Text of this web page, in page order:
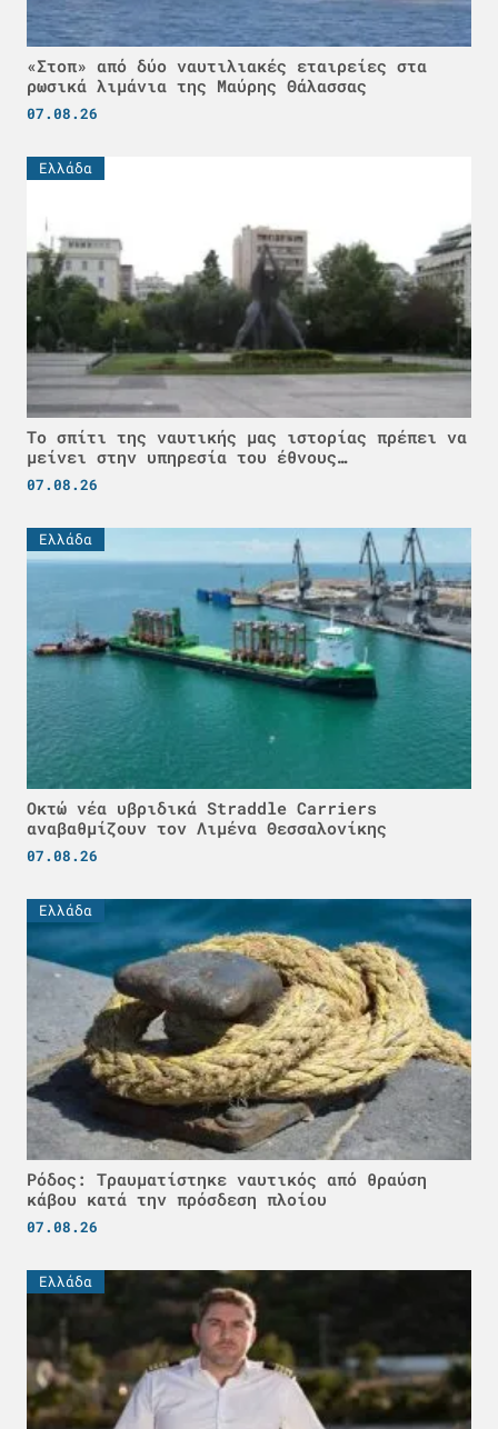
«Στοπ» από δύο ναυτιλιακές εταιρείες στα
ρωσικά λιμάνια της Μαύρης Θάλασσας
07.08.26
Ελλάδα
Το σπίτι της ναυτικής μας ιστορίας πρέπει να
μείνει στην υπηρεσία του έθνους…
07.08.26
Ελλάδα
Οκτώ νέα υβριδικά Straddle Carriers
αναβαθμίζουν τον Λιμένα Θεσσαλονίκης
07.08.26
Ελλάδα
Ρόδος: Τραυματίστηκε ναυτικός από θραύση
κάβου κατά την πρόσδεση πλοίου
07.08.26
Ελλάδα